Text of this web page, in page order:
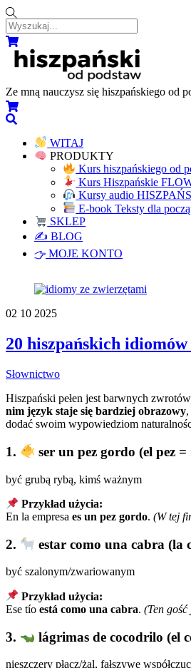
Skip
to
content
MenuKoszyk
Ze mną nauczysz się hiszpańskiego od
Koszyk
WITAJ
PRODUKTY
Kurs hiszpańskiego od
Kurs Hiszpańskie
Kursy audio
E-book Teksty dla
SKLEP
✍️ BLOG
MOJE KONTO
02 10 2025
20 hiszpańskich
Słownictwo
Hiszpański pełen jest barwnych
nim język staje się bardziej obrazowy
dodać swoim wypowiedziom
1. ser un pez gordo (el pez
być grubą rybą, kimś ważnym
Przykład użycia:
En la empresa es un pez gordo. (W tej
2. estar como una cabra (la
być szalonym/zwariowanym
Przykład użycia:
Ese tío está como una cabra. (Ten gość
3. lágrimas de cocodrilo (el
nieszczery płacz/żal, fałszywe